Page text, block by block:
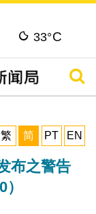
33°C
搜寻
繁
简 PT EN
布之警告